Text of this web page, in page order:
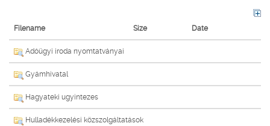
Filename Size Date
Adóügyi iroda nyomtatványai
Gyámhivatal
Hagyateki ugyintezes
Hulladékkezelési közszolgáltatások